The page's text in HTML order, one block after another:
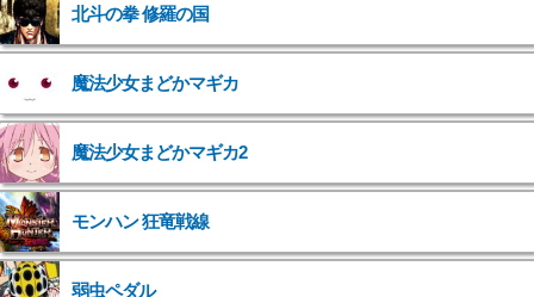
北斗の拳 修羅の国
魔法少女まどかマギカ
魔法少女まどかマギカ2
モンハン 狂竜戦線
弱虫ペダル